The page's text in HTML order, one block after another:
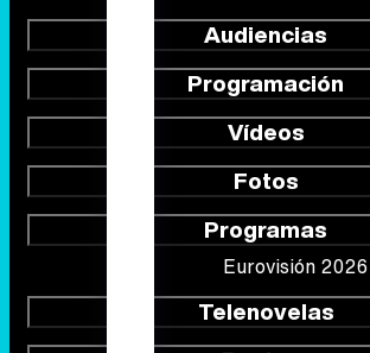
Audiencias
Programación
Vídeos
Fotos
Programas
Eurovisión 2026
Telenovelas